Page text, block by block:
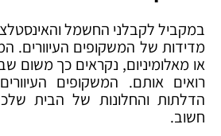
במקביל לקבלני החשמל
מדידות של המשקופים העיוורים.
או מאלומיניום, נקראים כך משום
רואים אותם. המשקופים
הדלתות והחלונות של הבית
חשוב.